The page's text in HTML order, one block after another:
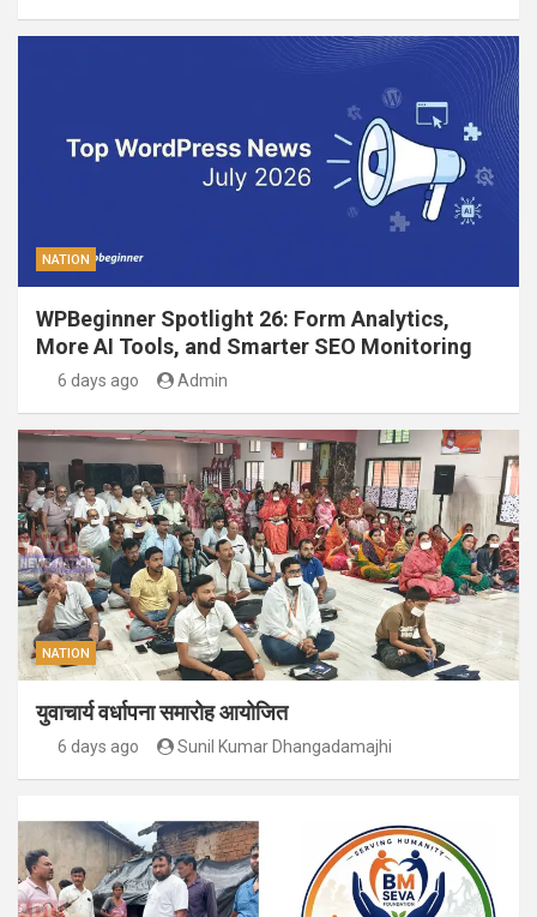
NATION
WPBeginner Spotlight 26: Form Analytics,
More AI Tools, and Smarter SEO Monitoring
6 days ago Admin
NATION
युवाचार्य वर्धापना समारोह आयोजित
6 days ago Sunil Kumar Dhangadamajhi